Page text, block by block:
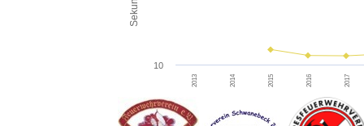
2013 2014 2015 2016 2017
10